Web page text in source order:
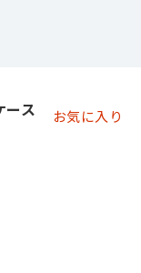
ス
お気に入り